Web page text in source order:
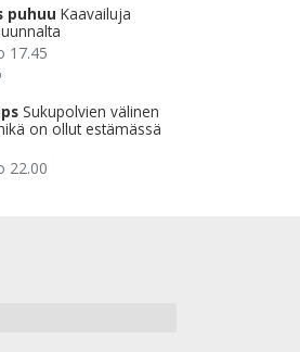
puhuu Kaavailuja
17.45
Sukupolvien välinen
on ollut estämässä
22.00